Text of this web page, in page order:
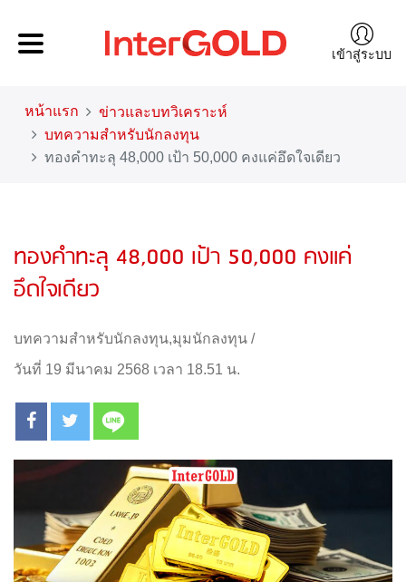
เข้าสู่ระบบ
หน้าแรก
ข่าวและบทวิเคราะห์
บทความสำหรับนักลงทุน
ทองคำทะลุ 48,000 เป้า 50,000 คงแค่อึดใจเดียว
ทองคำทะลุ 48,000 เป้า 50,000 คงแค่
อึดใจเดียว
บทความสำหรับนักลงทุน,มุมนักลงทุน /
วันที่ 19 มีนาคม 2568 เวลา 18.51 น.